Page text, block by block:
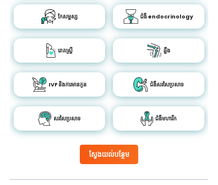
ស្វែងយល់បន្ថែម
កែសម្ផស្ស ជំងឺ endocrinology
រោគស្ត្រី ឆ្អឹង
IVF និងការមានកូន ជំងឺសរសៃប្រសាទ
សរសៃប្រសាទ ជំងឺមហារីក